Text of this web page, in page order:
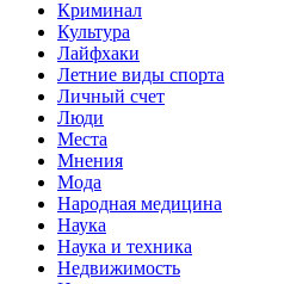
Криминал
Культура
Лайфхаки
Летние виды спорта
Личный счет
Люди
Места
Мнения
Мода
Народная медицина
Наука
Наука и техника
Недвижимость